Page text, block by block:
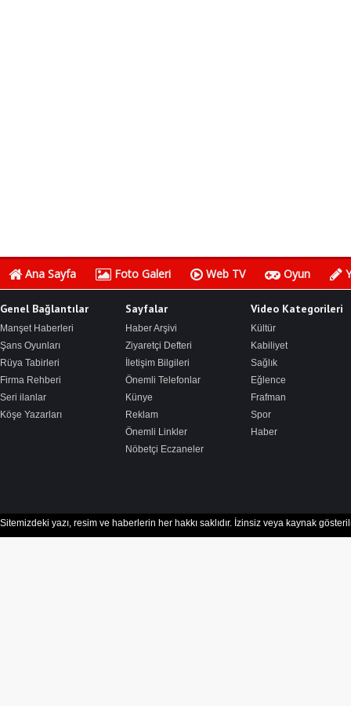
Ana Sayfa Foto Galeri Web TV Oyun
Genel Bağlantılar
Manşet Haberleri
Şans Oyunları
Rüya Tabirleri
Firma Rehberi
Seri ilanlar
Köşe Yazarları
Sayfalar
Haber Arşivi
Ziyaretçi Defteri
İletişim Bilgileri
Önemli Telefonlar
Künye
Reklam
Önemli Linkler
Nöbetçi Eczaneler
Video Kategorileri
Kültür
Kabiliyet
Sağlık
Eğlence
Frafman
Spor
Haber
Sitemizdeki yazı, resim ve haberlerin her hakkı saklıdır. İzinsiz veya kaynak